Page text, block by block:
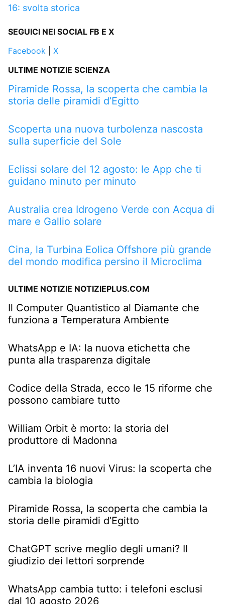
16: svolta storica
SEGUICI NEI SOCIAL FB E X
Facebook
X
ULTIME NOTIZIE SCIENZA
Piramide Rossa, la scoperta che cambia la
storia delle piramidi d’Egitto
Scoperta una nuova turbolenza nascosta
sulla superficie del Sole
Eclissi solare del 12 agosto: le App che ti
guidano minuto per minuto
Australia crea Idrogeno Verde con Acqua di
mare e Gallio solare
Cina, la Turbina Eolica Offshore più grande
del mondo modifica persino il Microclima
ULTIME NOTIZIE NOTIZIEPLUS.COM
Il Computer Quantistico al Diamante che
funziona a Temperatura Ambiente
WhatsApp e IA: la nuova etichetta che
punta alla trasparenza digitale
Codice della Strada, ecco le 15 riforme che
possono cambiare tutto
William Orbit è morto: la storia del
produttore di Madonna
L’IA inventa 16 nuovi Virus: la scoperta che
cambia la biologia
Piramide Rossa, la scoperta che cambia la
storia delle piramidi d’Egitto
ChatGPT scrive meglio degli umani? Il
giudizio dei lettori sorprende
WhatsApp cambia tutto: i telefoni esclusi
dal 10 agosto 2026